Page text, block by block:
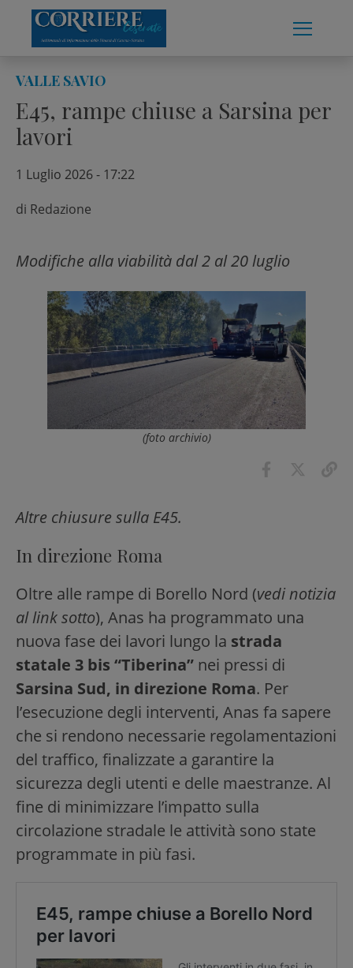
content
VALLE SAVIO
E45, rampe chiuse a Sarsina per
lavori
1 Luglio 2026 - 17:22
di Redazione
Modifiche alla viabilità dal 2 al 20 luglio
(foto archivio)
Altre chiusure sulla E45.
In direzione Roma
Oltre alle rampe di Borello Nord (vedi notizia
al link sotto), Anas ha programmato una
nuova fase dei lavori lungo la strada
statale 3 bis “Tiberina” nei pressi di
Sarsina Sud, in direzione Roma. Per
l’esecuzione degli interventi, Anas fa sapere
che si rendono necessarie regolamentazioni
del traffico, finalizzate a garantire la
sicurezza degli utenti e delle maestranze. Al
fine di minimizzare l’impatto sulla
circolazione stradale le attività sono state
programmate in più fasi.